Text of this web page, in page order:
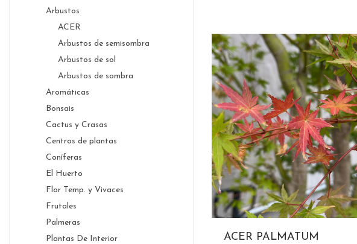
ACER PALMATUM
Arbustos
ACER
Arbustos de semisombra
Arbustos de sol
Arbustos de sombra
Aromáticas
Bonsais
Cactus y Crasas
Centros de plantas
Coníferas
El Huerto
Flor Temp. y Vivaces
Frutales
Palmeras
Plantas De Interior